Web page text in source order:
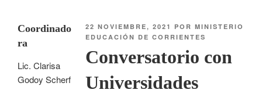
22 NOVIEMBRE, 2021 PORMINISTERIO
EDUCACIÓN DE CORRIENTES
Conversatorio con
Universidades
Coordinado
ra
Lic. Clarisa
Godoy Scherf